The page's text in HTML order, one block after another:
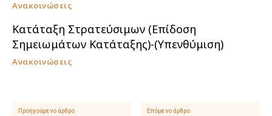
Ανακοινώσεις
Κατάταξη Στρατεύσιμων (Επίδοση
Σημειωμάτων Κατάταξης)-(Υπενθύμιση)
Ανακοινώσεις
Προηγούμενο άρθρο Επόμενο άρθρο